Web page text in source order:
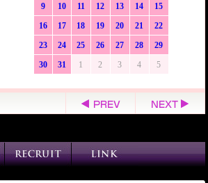
9 10 11 12 13 14
15
16
17 18 19 20 21
22
23
24 25 26 27 28
29
30
31 1 2 3 4 5